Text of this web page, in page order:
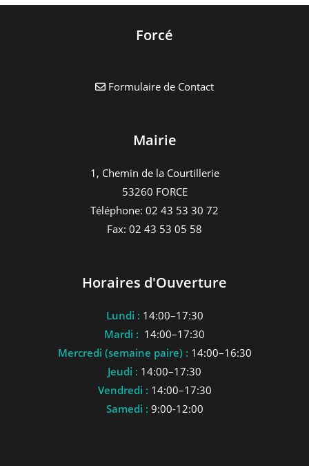
Forcé
Formulaire de Contact
Mairie
1, Chemin de la Courtillerie
53260 FORCE
Téléphone: 02 43 53 30 72
Fax: 02 43 53 05 58
Horaires d'Ouverture
Lundi : 14:00–17:30
Mardi : 14:00–17:30
Mercredi (semaine paire) : 14:00–16:30
Jeudi : 14:00–17:30
Vendredi : 14:00–17:30
Samedi : 9:00-12:00